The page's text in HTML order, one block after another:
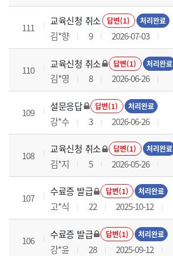
111
교육신청 취소 답변(1) 처리완료
김*향 9 2026-07-03
110
교육신청 취소 답변(1) 처리완료
김*영 8 2026-06-26
109
설문응답 답변(1) 처리완료
강*수 3 2026-06-26
108
교육신청 취소 답변(1) 처리완료
김*지 5 2026-05-26
107
수료증 발급 답변(1) 처리완료
고*식 22 2025-10-12
106
수료증 발급 답변(1) 처리완료
강*윤 28 2025-09-12